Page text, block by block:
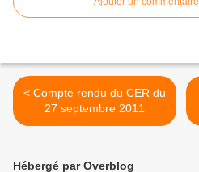
< Compte rendu du CER du
27 septembre 2011
Hébergé par Overblog